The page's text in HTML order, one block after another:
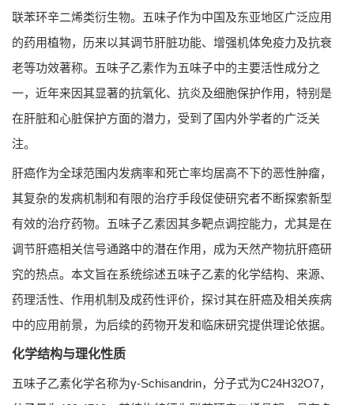
联苯环辛二烯类衍生物。五味子作为中国及东亚地区广泛应用
的药用植物，历来以其调节肝脏功能、增强机体免疫力及抗衰
老等功效著称。五味子乙素作为五味子中的主要活性成分之
一，近年来因其显著的抗氧化、抗炎及细胞保护作用，特别是
在肝脏和心脏保护方面的潜力，受到了国内外学者的广泛关
注。
肝癌作为全球范围内发病率和死亡率均居高不下的恶性肿瘤，
其复杂的发病机制和有限的治疗手段促使研究者不断探索新型
有效的治疗药物。五味子乙素因其多靶点调控能力，尤其是在
调节肝癌相关信号通路中的潜在作用，成为天然产物抗肝癌研
究的热点。本文旨在系统综述五味子乙素的化学结构、来源、
药理活性、作用机制及成药性评价，探讨其在肝癌及相关疾病
中的应用前景，为后续的药物开发和临床研究提供理论依据。
化学结构与理化性质
五味子乙素化学名称为γ-Schisandrin，分子式为C24H32O7，